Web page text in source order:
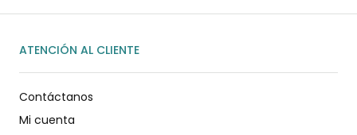
ATENCIÓN AL CLIENTE
Contáctanos
Mi cuenta